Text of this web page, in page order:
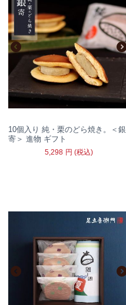
10個入り 純・栗のどら焼き。＜銀
寄＞ 進物 ギフト
5,298 円 (税込)